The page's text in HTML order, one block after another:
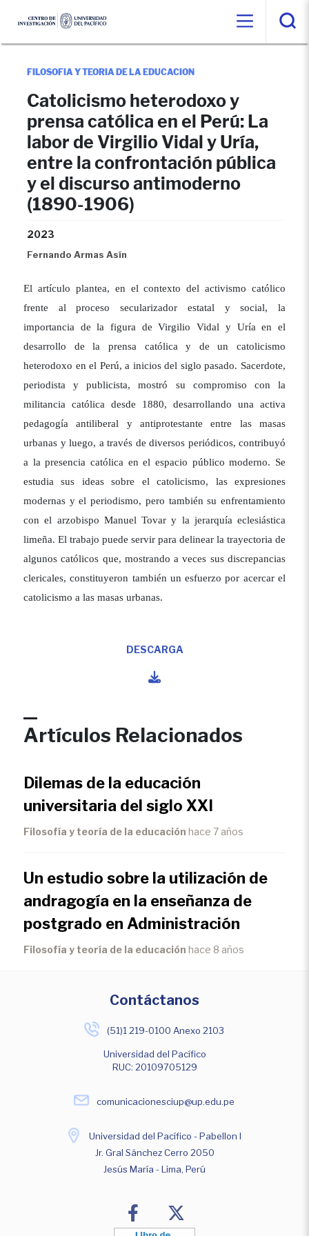
FILOSOFIA Y TEORIA DE LA EDUCACION
Catolicismo heterodoxo y
prensa católica en el Perú: La
labor de Virgilio Vidal y Uría,
entre la confrontación pública
y el discurso antimoderno
(1890-1906)
2023
Fernando Armas Asín
DESCARGA
El artículo plantea, en el contexto del activismo católico
frente al proceso secularizador estatal y social, la
importancia de la figura de Virgilio Vidal y Uría en el
desarrollo de la prensa católica y de un catolicismo
heterodoxo en el Perú, a inicios del siglo pasado. Sacerdote,
periodista y publicista, mostró su compromiso con la
militancia católica desde 1880, desarrollando una activa
pedagogía antiliberal y antiprotestante entre las masas
urbanas y luego, a través de diversos periódicos, contribuyó
a la presencia católica en el espacio público moderno. Se
estudia sus ideas sobre el catolicismo, las expresiones
modernas y el periodismo, pero también su enfrentamiento
con el arzobispo Manuel Tovar y la jerarquía eclesiástica
limeña. El trabajo puede servir para delinear la trayectoria de
algunos católicos que, mostrando a veces sus discrepancias
clericales, constituyeron también un esfuerzo por acercar el
catolicismo a las masas urbanas.
Artículos Relacionados
Dilemas de la educación
universitaria del siglo XXI
Filosofía y teoría de la educación hace 7 años
Un estudio sobre la utilización de
andragogía en la enseñanza de
postgrado en Administración
Filosofía y teoría de la educación hace 8 años
Contáctanos
(51)1 219-0100 Anexo 2103
Universidad del Pacífico
RUC: 20109705129
comunicacionesciup@up.edu.pe
Universidad del Pacífico - Pabellon I
Jr. Gral Sánchez Cerro 2050
Jesús María - Lima, Perú